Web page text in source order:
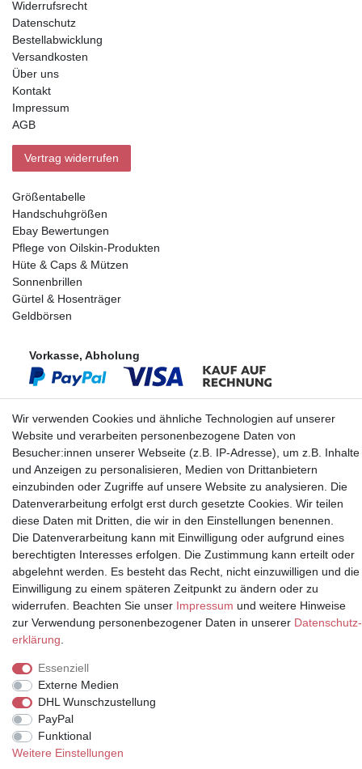
Widerrufsrecht
Datenschutz
Bestellabwicklung
Versandkosten
Über uns
Kontakt
Impressum
AGB
Vertrag widerrufen
Größentabelle
Handschuhgrößen
Ebay Bewertungen
Pflege von Oilskin-Produkten
Hüte & Caps & Mützen
Sonnenbrillen
Gürtel & Hosenträger
Geldbörsen
Vorkasse, Abholung
Partner
* Alle Preise inkl.
Mehrwertsteuer und zuzüglich
Versand | **ehemaliger
Verkäuferpreis
Wir verwenden Cookies und ähnliche Technologien auf unserer
Website und verarbeiten personenbezogene Daten von
Besucher:innen unserer Webseite (z.B. IP-Adresse), um z.B. Inhalte
und Anzeigen zu personalisieren, Medien von Drittanbietern
einzubinden oder Zugriffe auf unsere Website zu analysieren. Die
Datenverarbeitung erfolgt erst durch gesetzte Cookies. Wir teilen
diese Daten mit Dritten, die wir in den Einstellungen benennen.
Die Datenverarbeitung kann mit Einwilligung oder aufgrund eines
berechtigten Interesses erfolgen. Die Zustimmung kann erteilt oder
abgelehnt werden. Es besteht das Recht, nicht einzuwilligen und die
Einwilligung zu einem späteren Zeitpunkt zu ändern oder zu
widerrufen. Beachten Sie unser Impressum und weitere Hinweise
zur Verwendung personenbezogener Daten in unserer Daten­schutz­
erklärung
Essenziell
Externe Medien
DHL Wunschzustellung
PayPal
Funktional
Weitere Einstellungen